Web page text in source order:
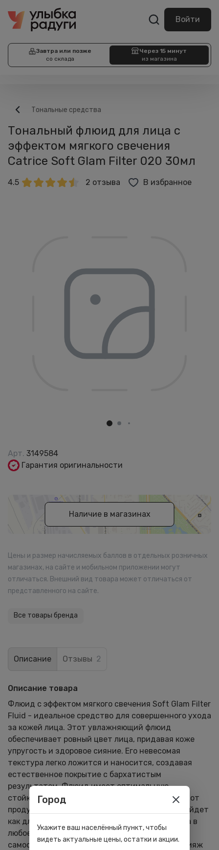
Войти
Завтра или позже
со склада
Через 15 минут
из магазина
Тональные средства
Тональный флюид для лица с
эффектом мягкого свечения
Catrice Soft Glam Filter 020 30мл
4.5 2 отзыва В избранное
Арт. 3149584
Гарантия оригинальности
Наличие в магазинах
Цены и размер начисляемых баллов в отдельных розничных
магазинах, на сайте и мобильном приложении могут
отличаться. Внешний вид товара может отличаться от
представленного на сайте.
Все товары бренда
Описание Отзывы 2
Описание товара
Флюид с эффектом мягкого свечения Soft Glam Filter
Fluid - идеальное средство для совершенного ухода
за кожей лица. Этот увлажняющий флюид
обеспечивает ровный цвет лица, придавая коже
упругость и здоровое сияние. Его невесомая
текстура легко ложится и наносится, создавая
естественное покрытие с бархатистым
результатом. Флюид имеет оптимальную
стойкость, при этом позволяя коже дышать. Этот
продукт подходит для всех типов кожи и подойдет
как для вечернего, так и для дневного макияжа в
любое время года. Флюид можно наносить
самостоятельно, в качестве праймера под макияж
Город
Укажите ваш населённый пункт, чтобы
видеть актуальные цены, остатки и акции.